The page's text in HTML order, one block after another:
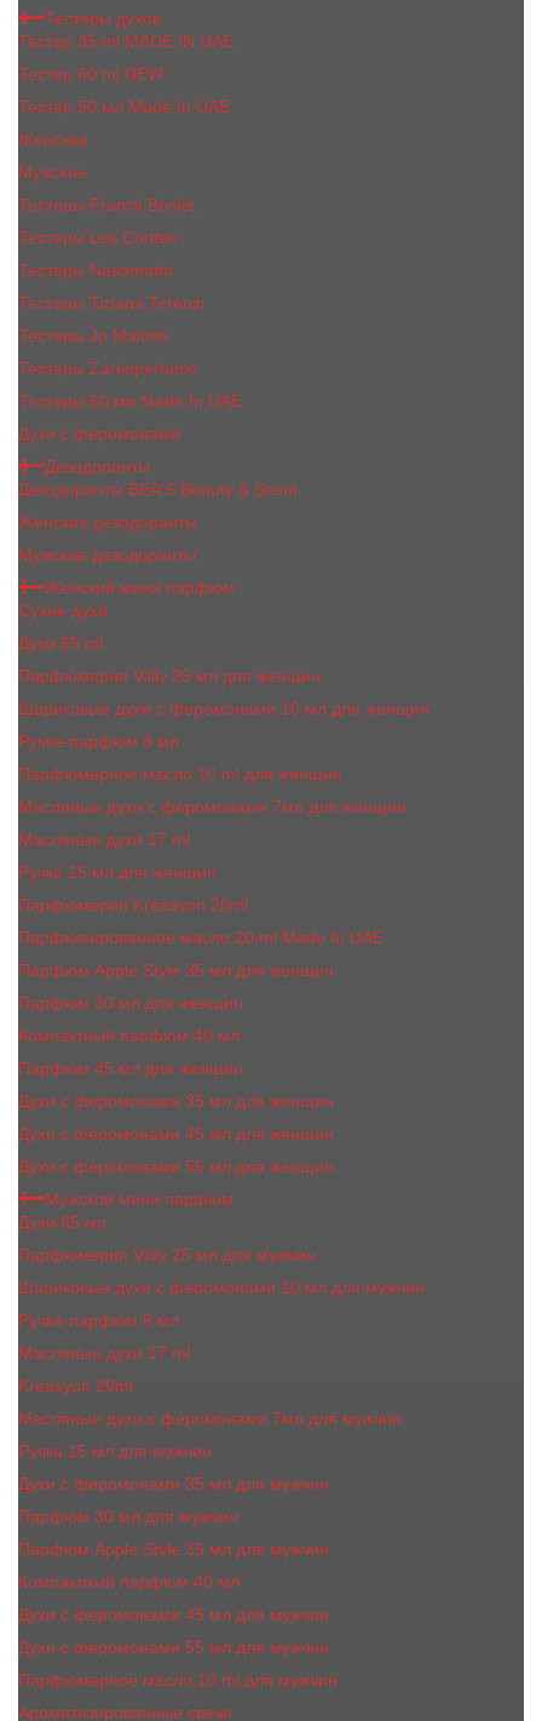
Тестеры духов
Тестер 35 ml MADE IN UAE
Тестер 60 ml NEW
Тестер 50 мл Made In UAE
Женские
Мужские
Тестеры Franck Boclet
Тестеры Les Contes
Тестеры Nasomatto
Тестеры Tiziana Terenzi
Тестеры Jо Malоnе
Тестеры Zarkoperfume
Тестеры 60 мл Made In UAE
Духи с феромонами
Дезодоранты
Дезодоранты BEA'S Beauty & Scent
Женские дезодоранты
Мужские дезодоранты
Женский мини парфюм
Сухие духи
Духи 65 ml
Парфюмерия Vilily 25 мл для женщин
Шариковые духи с феромонами 10 мл для женщин
Ручка-парфюм 8 мл
Парфюмерное масло 10 ml для женщин
Масляные духи c феромонами 7мл для женщин
Масляные духи 17 ml
Ручка 15 мл для женщин
Парфюмерия Kreasyon 20ml
Парфюмированное масло 20 ml Made In UAE
Парфюм Apple Style 35 мл для женщин
Парфюм 30 мл для женщин
Компактный парфюм 40 мл
Парфюм 45 мл для женщин
Духи с феромонами 35 мл для женщин
Духи с феромонами 45 мл для женщин
Духи с феромонами 55 мл для женщин
Мужской мини парфюм
Духи 65 мл
Парфюмерия Vilily 25 мл для мужчин
Шариковые духи с феромонами 10 мл для мужчин
Ручка-парфюм 8 мл
Масляные духи 17 ml
Kreasyon 20ml
Масляные духи c феромонами 7мл для мужчин
Ручка 15 мл для мужчин
Духи с феромонами 35 мл для мужчин
Парфюм 30 мл для мужчин
Парфюм Apple Style 35 мл для мужчин
Компактный парфюм 40 мл
Духи с феромонами 45 мл для мужчин
Духи с феромонами 55 мл для мужчин
Парфюмерное масло 10 ml для мужчин
Ароматизированные свечи